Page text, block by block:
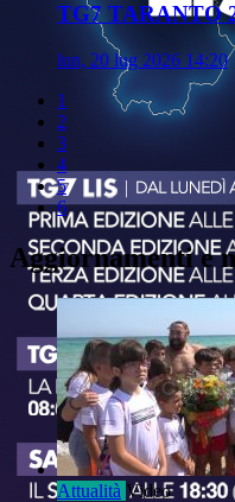
TG7 TARANTO
lun, 20 lug 2026 14:20
1
2
3
4
5
6
Aggiornamenti e
Attualità Video